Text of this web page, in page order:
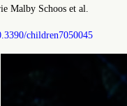
Malby Schoos et al.
children7050045